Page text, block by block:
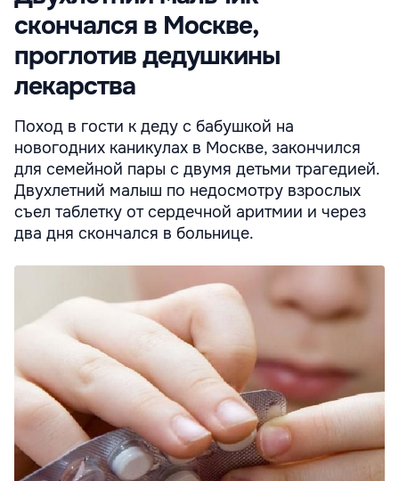
скончался в Москве,
проглотив дедушкины
лекарства
Поход в гости к деду с бабушкой на
новогодних каникулах в Москве, закончился
для семейной пары с двумя детьми трагедией.
Двухлетний малыш по недосмотру взрослых
съел таблетку от сердечной аритмии и через
два дня скончался в больнице.